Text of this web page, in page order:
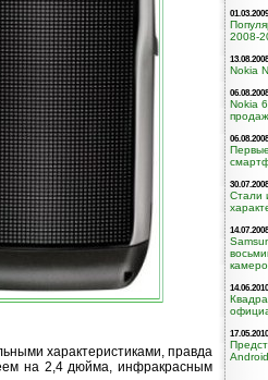
характеристиками, правда
на 2,4 дюйма, инфракрасным
01.03.2009
2008-
13.08.2008
Nokia
06.08.2008
Nokia
06.08.2008
30.07.2008
Стали
14.07.2008
14.06.2010
17.05.2010